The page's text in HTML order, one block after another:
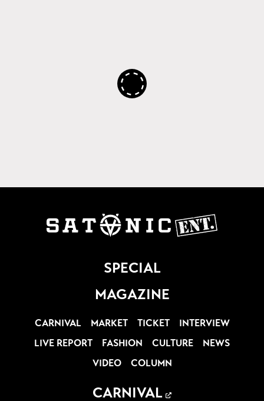
SPECIAL
MAGAZINE
CARNIVAL MARKET TICKET
INTERVIEW
LIVE REPORT
FASHION CULTURE
NEWS
VIDEO
COLUMN
CARNIVAL